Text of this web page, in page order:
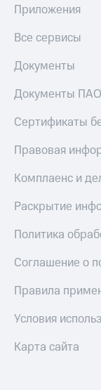
Приложения
Все сервисы
Документы
Документы
Сертификаты
Правовая
Комплаенс и
Раскрытие
Политика
Соглашение о
Правила
Условия
Карта сайта